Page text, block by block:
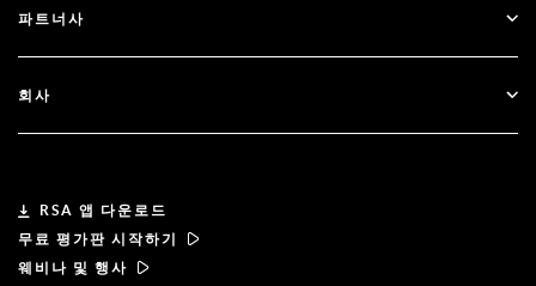
금융 서비스
문서
고객 지원
파트너사
파트너 되기
회사
리더십
뉴스 및 언론
RSA 앱 다운로드
무료 평가판 시작하기
웨비나 및 행사